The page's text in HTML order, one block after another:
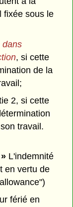
fixée sous le
dans
, si cette
de la
2, si cette
travail.
L'indemnité
en vertu de
férié en